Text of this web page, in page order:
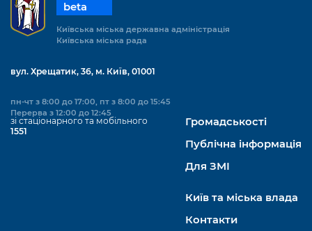
beta
Київська міська державна адміністрація
Київська міська рада
вул. Хрещатик, 36, м. Київ, 01001
пн-чт з 8:00 до 17:00, пт з 8:00 до 15:45
Перерва з 12:00 до 12:45
зі стаціонарного та мобільного
1551
Громадськості
Публічна інформація
Для ЗМІ
Київ та міська влада
Контакти